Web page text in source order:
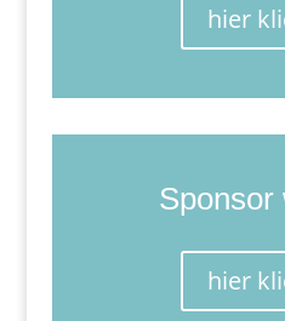
hier
Sponsor
hier